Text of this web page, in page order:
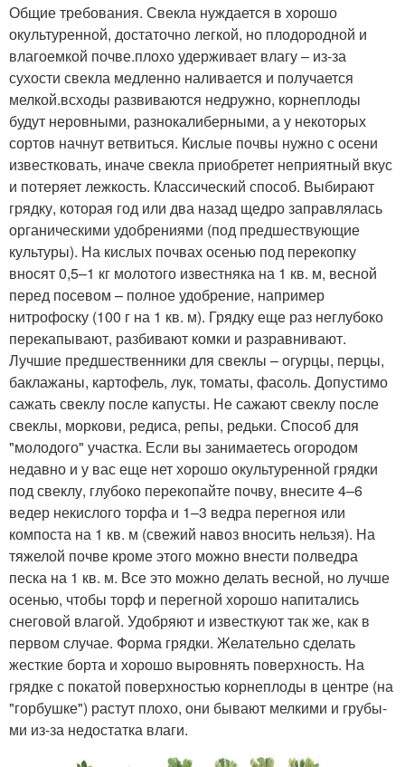
Общие требования. Свекла нуждается в хорошо
окультуренной, достаточно легкой, но плодородной и
влагоемкой почве.плохо удерживает влагу – из-за
сухости свекла медленно наливается и получается
мелкой.всходы развиваются недружно, корнеплоды
будут неровными, разнокалиберными, а у некоторых
сортов начнут ветвиться. Кислые почвы нужно с осени
известковать, иначе свекла приобретет неприятный вкус
и потеряет лежкость. Классический способ. Выбирают
грядку, которая год или два назад щедро заправлялась
органическими удобрениями (под предшествующие
культуры). На кислых почвах осенью под перекопку
вносят 0,5–1 кг молотого известняка на 1 кв. м, весной
перед посевом – полное удобрение, например
нитрофоску (100 г на 1 кв. м). Грядку еще раз неглубоко
перекапывают, разбивают комки и разравнивают.
Лучшие предшественники для свеклы – огурцы, перцы,
баклажаны, картофель, лук, томаты, фасоль. Допустимо
сажать свеклу после капусты. Не сажают свеклу после
свеклы, моркови, редиса, репы, редьки. Способ для
"молодого" участка. Если вы занимаетесь огородом
недавно и у вас еще нет хорошо окультуренной грядки
под свеклу, глубоко перекопайте почву, внесите 4–6
ведер некислого торфа и 1–3 ведра перегноя или
компоста на 1 кв. м (свежий навоз вносить нельзя). На
тяжелой почве кроме этого можно внести полведра
песка на 1 кв. м. Все это можно делать весной, но лучше
осенью, чтобы торф и перегной хорошо напитались
снеговой влагой. Удобряют и известкуют так же, как в
первом случае. Форма грядки. Желательно сделать
жесткие борта и хорошо выровнять поверхность. На
грядке с покатой поверхностью корнеплоды в центре (на
"горбушке") растут плохо, они бывают мелкими и грубы-
ми из-за недостатка влаги.